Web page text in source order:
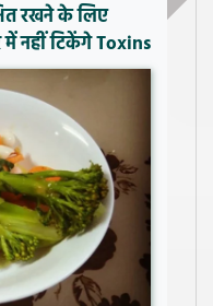
रखने के लिए
नहीं टिकेंगे Toxins